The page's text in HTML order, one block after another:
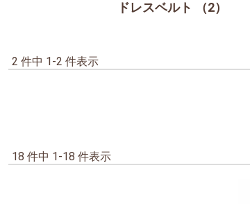
ドレスベルト （2）
2 件中 1-2 件表示
18 件中 1-18 件表示